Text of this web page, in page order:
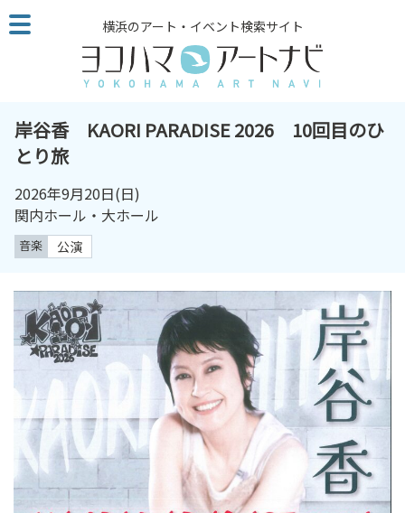
こ
の
ペ
ー
ジ
ス
横浜のアート・イベント検索サイト
岸谷香 KAORI PARADISE 2026 10回目のひ
とり旅
2026年9月20日(日)
関内ホール・大ホール
音楽 公演